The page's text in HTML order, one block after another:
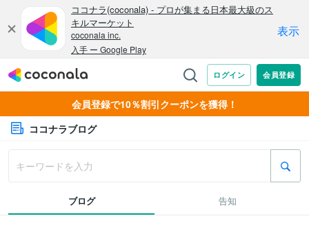
会員登録で10％割引クーポンを獲得！
ココナラブログ
ブログ 告知